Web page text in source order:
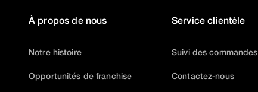
À propos de nous
Notre histoire
Opportunités de franchise
Service clientèle
Suivi des commandes
Contactez-nous